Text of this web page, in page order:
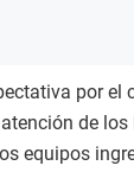
por el
de
equipos